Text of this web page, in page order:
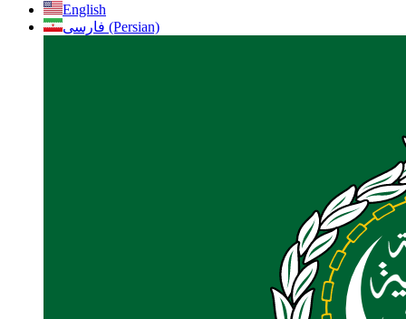
English
فارسی (Persian)